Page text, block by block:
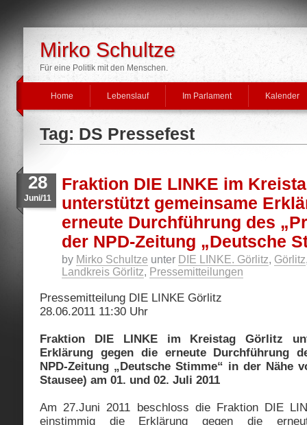
Mirko Schultze
Für eine Politik mit den Menschen.
Home Lebenslauf Im Parlament Kalender
Tag: DS Pressefest
28
Juni/11
Fraktion DIE LINKE im
unterstützt gemeinsame
erneute Durchführung des
der NPD-Zeitung „Deutsche
by Mirko Schultze unter DIE LINKE. Görlitz, Görlitz
Landkreis Görlitz, Pressemitteilungen
Pressemitteilung DIE LINKE Görlitz
28.06.2011 11:30 Uhr
Fraktion DIE LINKE im Kreistag Görlitz
Erklärung gegen die erneute Durchführung
NPD-Zeitung „Deutsche Stimme“ in der Nähe
Stausee) am 01. und 02. Juli 2011
Am 27.Juni 2011 beschloss die Fraktion DIE
einstimmig die Erklärung gegen die